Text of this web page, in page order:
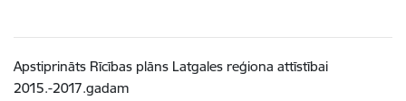
Apstiprināts Rīcības plāns Latgales reģiona attīstībai
2015.-2017.gadam